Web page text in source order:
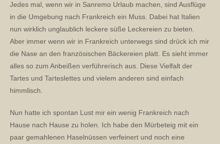
Jedes mal, wenn wir in Sanremo Urlaub machen, sind Ausflüge
in die Umgebung nach Frankreich ein Muss. Dabei hat Italien
nun wirklich unglaublich leckere süße Leckereien zu bieten.
Aber immer wenn wir in Frankreich unterwegs sind drück ich mir
die Nase an den französischen Bäckereien platt. Es sieht immer
alles so zum Anbeißen verführerisch aus. Diese Vielfalt der
Tartes und Tarteslettes und vielem anderen sind einfach
himmlisch.
Nun hatte ich spontan Lust mir ein wenig Frankreich nach
Hause nach Hause zu holen. Ich habe den Mürbeteig mit ein
paar gemahlenen Haselnüssen verfeinert und noch eine